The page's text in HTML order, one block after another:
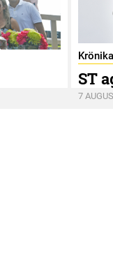
Krönika
ST
7